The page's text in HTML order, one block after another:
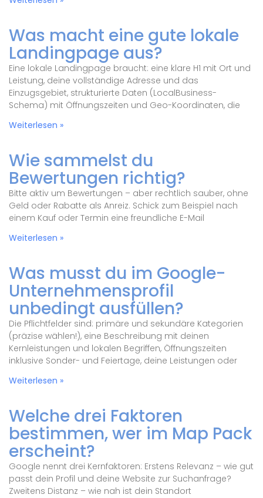
Was macht eine gute lokale
Landingpage aus?
Eine lokale Landingpage braucht: eine klare H1 mit Ort und
Leistung, deine vollständige Adresse und das
Einzugsgebiet, strukturierte Daten (LocalBusiness-
Schema) mit Öffnungszeiten und Geo-Koordinaten, die
Weiterlesen »
Wie sammelst du
Bewertungen richtig?
Bitte aktiv um Bewertungen – aber rechtlich sauber, ohne
Geld oder Rabatte als Anreiz. Schick zum Beispiel nach
einem Kauf oder Termin eine freundliche E-Mail
Weiterlesen »
Was musst du im Google-
Unternehmensprofil
unbedingt ausfüllen?
Die Pflichtfelder sind: primäre und sekundäre Kategorien
(präzise wählen!), eine Beschreibung mit deinen
Kernleistungen und lokalen Begriffen, Öffnungszeiten
inklusive Sonder- und Feiertage, deine Leistungen oder
Weiterlesen »
Welche drei Faktoren
bestimmen, wer im Map Pack
erscheint?
Google nennt drei Kernfaktoren: Erstens Relevanz – wie gut
passt dein Profil und deine Website zur Suchanfrage?
Zweitens Distanz – wie nah ist dein Standort